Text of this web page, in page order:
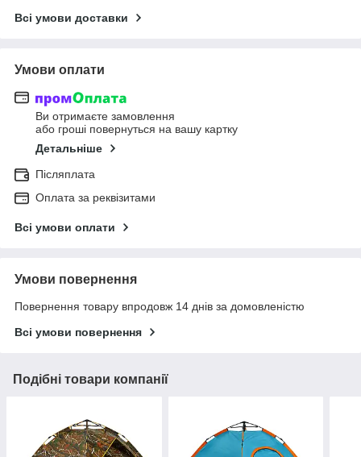
Всі умови доставки
Умови оплати
Ви отримаєте замовлення
або гроші повернуться на вашу картку
Детальніше
Післяплата
Оплата за реквізитами
Всі умови оплати
Умови повернення
Повернення товару впродовж 14 днів за домовленістю
Всі умови повернення
Подібні товари компанії